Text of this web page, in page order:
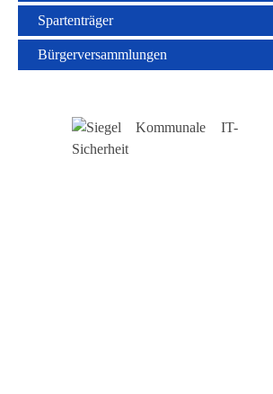
Spartenträger
Bürgerversammlungen